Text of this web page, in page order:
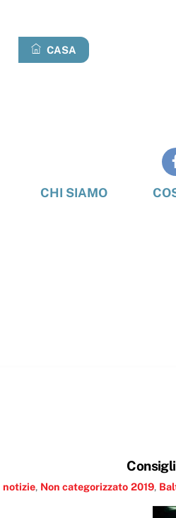
CASA
CHI SIAMO
notizie, Non categorizzato 2019,